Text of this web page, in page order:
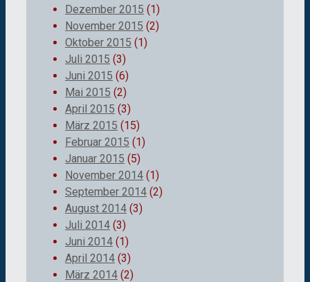
Dezember 2015 (1)
November 2015 (2)
Oktober 2015 (1)
Juli 2015 (3)
Juni 2015 (6)
Mai 2015 (2)
April 2015 (3)
März 2015 (15)
Februar 2015 (1)
Januar 2015 (5)
November 2014 (1)
September 2014 (2)
August 2014 (3)
Juli 2014 (3)
Juni 2014 (1)
April 2014 (3)
März 2014 (2)